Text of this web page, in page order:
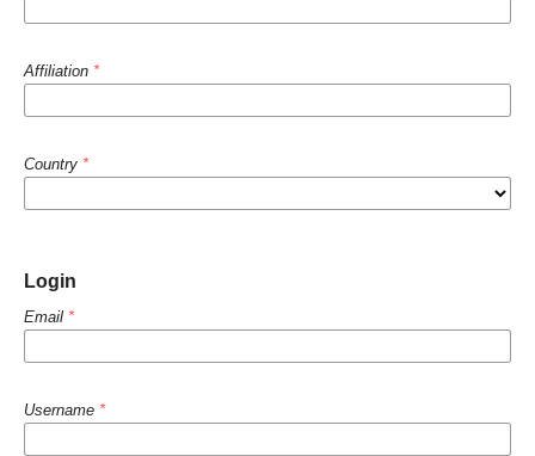
Affiliation *
Country *
Login
Email *
Username *